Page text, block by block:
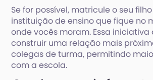
Se for possível, matricule o seu
instituição de ensino que fique no
onde vocês moram. Essa
construir uma relação mais
colegas de turma, permitindo
com a escola.